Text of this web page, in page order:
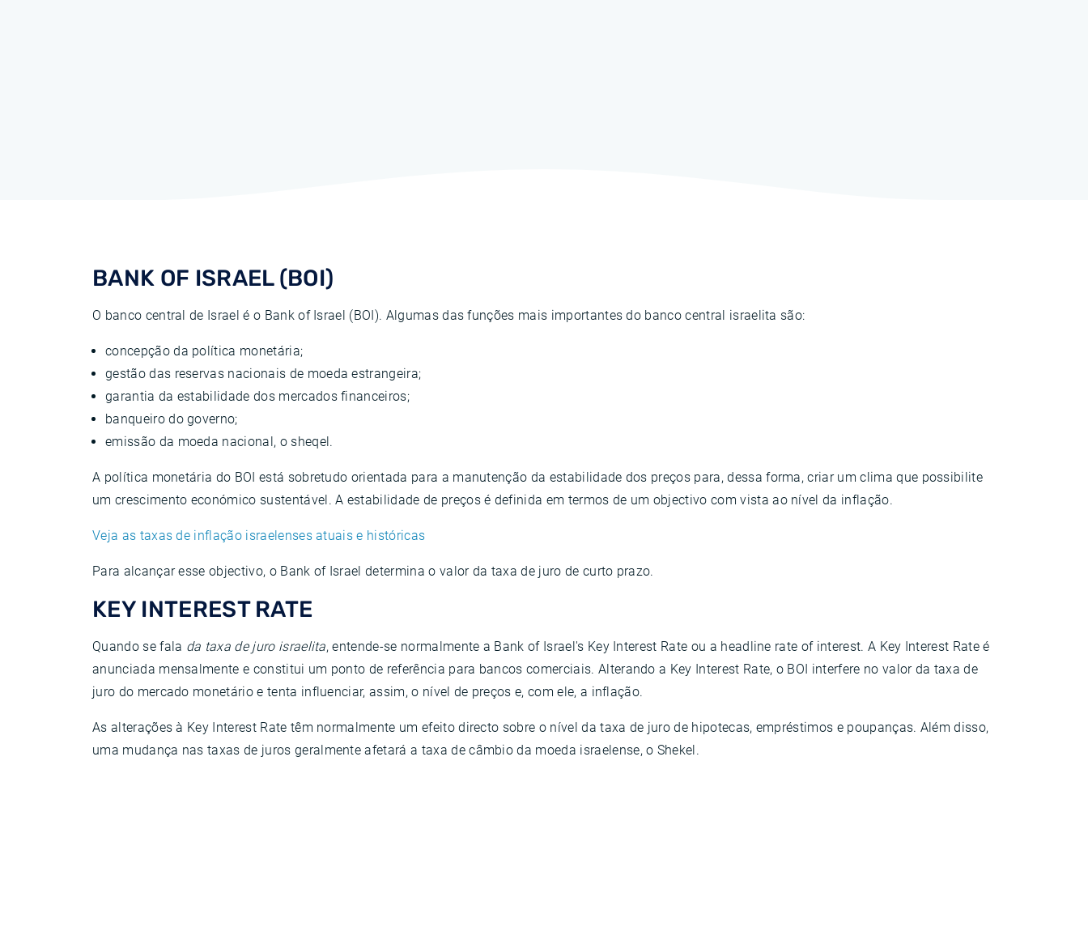
BANK OF ISRAEL (BOI)
O banco central de Israel é o Bank of Israel (BOI). Algumas das funções mais importantes do banco central israelita são:
concepção da política monetária;
gestão das reservas nacionais de moeda estrangeira;
garantia da estabilidade dos mercados financeiros;
banqueiro do governo;
emissão da moeda nacional, o sheqel.
A política monetária do BOI está sobretudo orientada para a manutenção da estabilidade dos preços para, dessa forma, criar um clima que possibilite
um crescimento económico sustentável. A estabilidade de preços é definida em termos de um objectivo com vista ao nível da inflação.
Veja as taxas de inflação israelenses atuais e históricas
Para alcançar esse objectivo, o Bank of Israel determina o valor da taxa de juro de curto prazo.
KEY INTEREST RATE
Quando se fala da taxa de juro israelita, entende-se normalmente a Bank of Israel's Key Interest Rate ou a headline rate of interest. A Key Interest Rate é
anunciada mensalmente e constitui um ponto de referência para bancos comerciais. Alterando a Key Interest Rate, o BOI interfere no valor da taxa de
juro do mercado monetário e tenta influenciar, assim, o nível de preços e, com ele, a inflação.
As alterações à Key Interest Rate têm normalmente um efeito directo sobre o nível da taxa de juro de hipotecas, empréstimos e poupanças. Além disso,
uma mudança nas taxas de juros geralmente afetará a taxa de câmbio da moeda israelense, o Shekel.